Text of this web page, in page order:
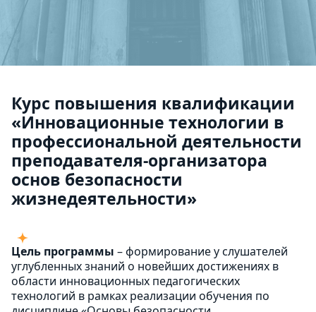
Курс повышения квалификации
«Инновационные технологии в
профессиональной деятельности
преподавателя-организатора
основ безопасности
жизнедеятельности»
Цель программы – формирование у слушателей
углубленных знаний о новейших достижениях в
области инновационных педагогических
технологий в рамках реализации обучения по